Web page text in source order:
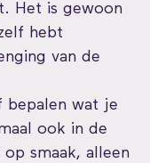
Het is gewoon
hebt
van de
bepalen wat je
ook in de
smaak, alleen